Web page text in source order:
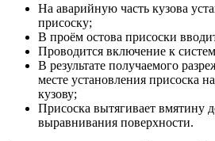
На аварийную часть кузова
присоску;
В проём остова присоски
Проводится включение к
В результате получаемого
месте установления присоска
кузову;
Присоска вытягивает вмятину
выравнивания поверхности.